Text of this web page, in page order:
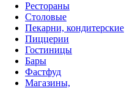
Рестораны
Столовые
Пекарни, кондитерские
Пиццерии
Гостиницы
Бары
Фастфуд
Магазины,